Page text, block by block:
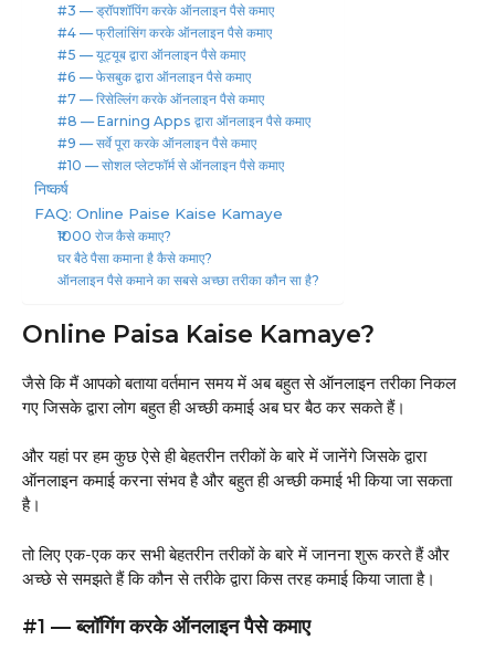
#3 — ड्रॉपशॉपिंग करके ऑनलाइन पैसे कमाए
#4 — फ्रीलांसिंग करके ऑनलाइन पैसे कमाए
#5 — यूट्यूब द्वारा ऑनलाइन पैसे कमाए
#6 — फेसबुक द्वारा ऑनलाइन पैसे कमाए
#7 — रिसेल्लिंग करके ऑनलाइन पैसे कमाए
#8 — Earning Apps द्वारा ऑनलाइन पैसे कमाए
#9 — सर्वे पूरा करके ऑनलाइन पैसे कमाए
#10 — सोशल प्लेटफॉर्म से ऑनलाइन पैसे कमाए
निष्कर्ष
FAQ: Online Paise Kaise Kamaye
₹1000 रोज कैसे कमाए?
घर बैठे पैसा कमाना है कैसे कमाए?
ऑनलाइन पैसे कमाने का सबसे अच्छा तरीका कौन सा है?
Online Paisa Kaise Kamaye?
जैसे कि मैं आपको बताया वर्तमान समय में अब बहुत से ऑनलाइन तरीका निकल
गए जिसके द्वारा लोग बहुत ही अच्छी कमाई अब घर बैठ कर सकते हैं।
और यहां पर हम कुछ ऐसे ही बेहतरीन तरीकों के बारे में जानेंगे जिसके द्वारा
ऑनलाइन कमाई करना संभव है और बहुत ही अच्छी कमाई भी किया जा सकता
है।
तो लिए एक-एक कर सभी बेहतरीन तरीकों के बारे में जानना शुरू करते हैं और
अच्छे से समझते हैं कि कौन से तरीके द्वारा किस तरह कमाई किया जाता है।
#1 — ब्लॉगिंग करके ऑनलाइन पैसे कमाए